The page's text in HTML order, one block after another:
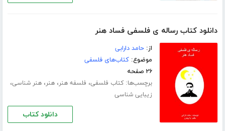
دانلود کتاب رساله ی فلسفی فساد هنر
از:حامد دارابی
موضوع:کتاب‌های فلسفی
۲۶ صفحه
برچسب‌ها:کتاب فلسفی، فلسفه هنر،هنر،هنر شناسی،
زیبایی شناسی
دانلود کتاب